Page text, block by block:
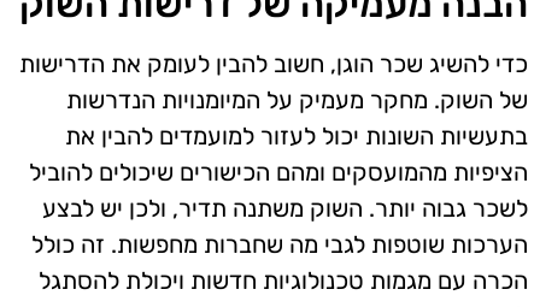
כדי להשיג שכר הוגן, חשוב להבין לעומק את הדרישות
של השוק. מחקר מעמיק על המיומנויות הנדרשות
בתעשיות השונות יכול לעזור למועמדים להבין את
הציפיות מהמועסקים ומהם הכישורים שיכולים להוביל
לשכר גבוה יותר. השוק משתנה תדיר, ולכן יש לבצע
הערכות שוטפות לגבי מה שחברות מחפשות. זה כולל
הכרה עם מגמות טכנולוגיות חדשות ויכולת להסתגל